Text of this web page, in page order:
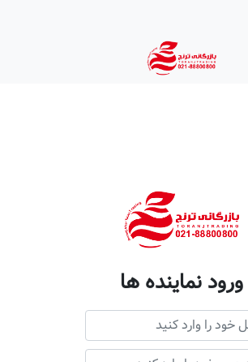
ورود نماینده ها